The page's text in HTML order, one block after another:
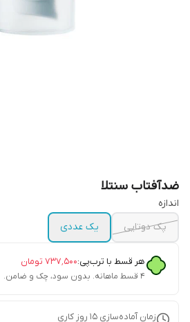
‌ضدآفتاب سنتلا
اندازه
پک دوتایی
یک عددی
هر قسط با ترب‌پی:۷۳۷٬۵۰۰ تومان
۴ قسط ماهانه. بدون سود، چک و ضامن.
زمان آماده‌سازی 15 روز کاری